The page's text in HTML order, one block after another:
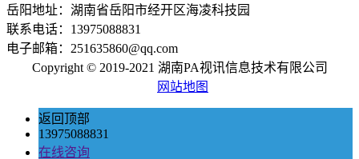
岳阳地址：湖南省岳阳市经开区海凌科技园
联系电话：13975088831
电子邮箱：251635860@qq.com
Copyright © 2019-2021 湖南PA视讯信息技术有限公司
网站地图
返回顶部
13975088831
在线咨询